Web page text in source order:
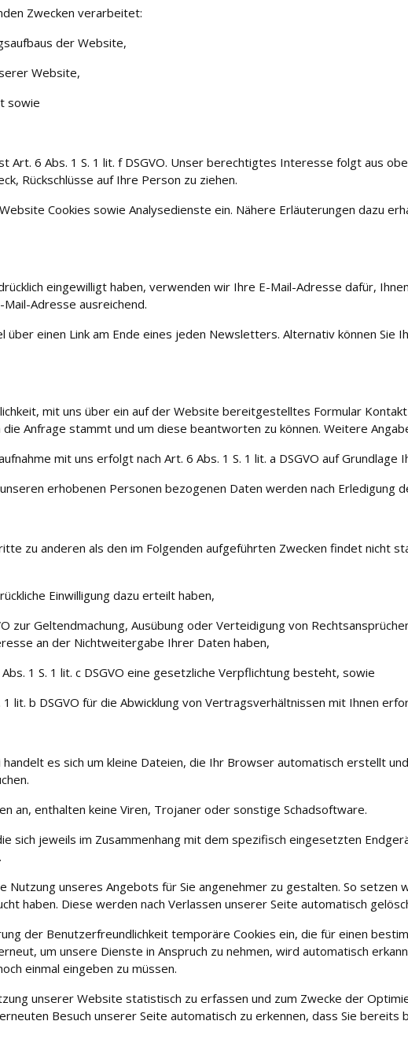
Zwecken verarbeitet:
der Website,
Website,
sowie
Art. 6 Abs. 1 S. 1 lit. f DSGVO. Unser berechtigtes Interesse folgt aus
Rückschlüsse auf Ihre Person zu ziehen.
Cookies sowie Analysedienste ein. Nähere Erläuterungen dazu
eingewilligt haben, verwenden wir Ihre E-Mail-Adresse dafür,
Adresse ausreichend.
einen Link am Ende eines jeden Newsletters. Alternativ können Sie
mit uns über ein auf der Website bereitgestelltes Formular
Anfrage stammt und um diese beantworten zu können. Weitere
mit uns erfolgt nach Art. 6 Abs. 1 S. 1 lit. a DSGVO auf Grundlage
erhobenen Personen bezogenen Daten werden nach Erledigung
zu anderen als den im Folgenden aufgeführten Zwecken findet nicht
Einwilligung dazu erteilt haben,
zur Geltendmachung, Ausübung oder Verteidigung von
an der Nichtweitergabe Ihrer Daten haben,
1 S. 1 lit. c DSGVO eine gesetzliche Verpflichtung besteht, sowie
1 lit. b DSGVO für die Abwicklung von Vertragsverhältnissen mit Ihnen
es sich um kleine Dateien, die Ihr Browser automatisch erstellt
an, enthalten keine Viren, Trojaner oder sonstige Schadsoftware.
sich jeweils im Zusammenhang mit dem spezifisch eingesetzten
Nutzung unseres Angebots für Sie angenehmer zu gestalten. So setzen
haben. Diese werden nach Verlassen unserer Seite automatisch
der Benutzerfreundlichkeit temporäre Cookies ein, die für einen
um unsere Dienste in Anspruch zu nehmen, wird automatisch
einmal eingeben zu müssen.
unserer Website statistisch zu erfassen und zum Zwecke der
Besuch unserer Seite automatisch zu erkennen, dass Sie